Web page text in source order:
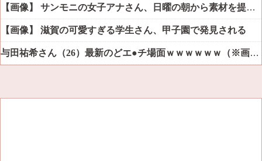
【画像】 サンモニの女子アナさん、日曜の朝から素材を提供してしまう
【画像】 滋賀の可愛すぎる学生さん、甲子園で発見される
与田祐希さん（26）最新のどエ●チ場面ｗｗｗｗｗｗ（※画像あり）